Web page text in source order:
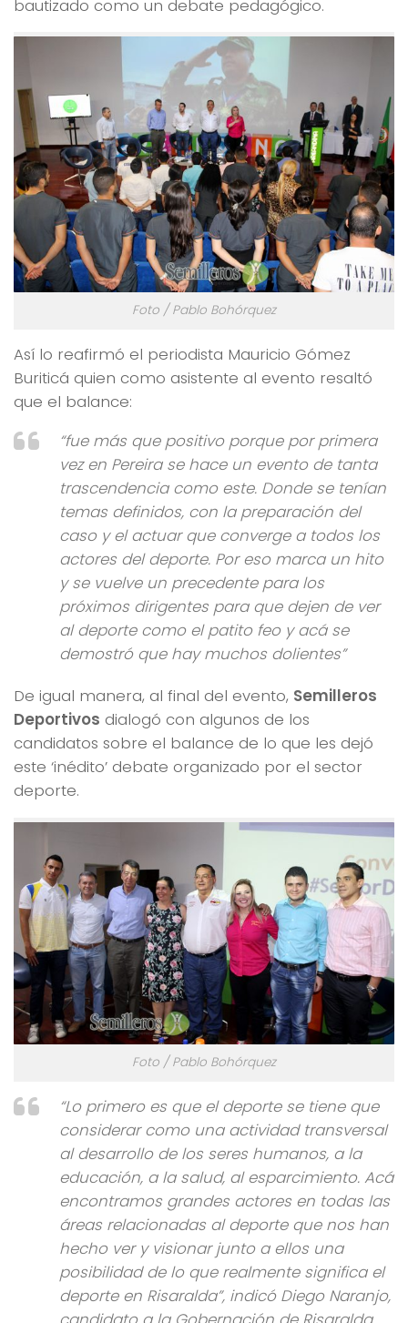
bautizado como un debate pedagógico.
Foto / Pablo Bohórquez
Así lo reafirmó el periodista Mauricio Gómez
Buriticá quien como asistente al evento resaltó
que el balance:
“fue más que positivo porque por primera
vez en Pereira se hace un evento de tanta
trascendencia como este. Donde se tenían
temas definidos, con la preparación del
caso y el actuar que converge a todos los
actores del deporte. Por eso marca un hito
y se vuelve un precedente para los
próximos dirigentes para que dejen de ver
al deporte como el patito feo y acá se
demostró que hay muchos dolientes”
De igual manera, al final del evento, Semilleros
Deportivos dialogó con algunos de los
candidatos sobre el balance de lo que les dejó
este ‘inédito’ debate organizado por el sector
deporte.
Foto / Pablo Bohórquez
“Lo primero es que el deporte se tiene que
considerar como una actividad transversal
al desarrollo de los seres humanos, a la
educación, a la salud, al esparcimiento. Acá
encontramos grandes actores en todas las
áreas relacionadas al deporte que nos han
hecho ver y visionar junto a ellos una
posibilidad de lo que realmente significa el
deporte en Risaralda”, indicó Diego Naranjo,